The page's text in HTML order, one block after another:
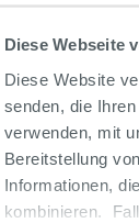
Diese Webseite
Diese Website
senden, die
verwenden, mit
Bereitstellung
Informationen,
kombinieren.